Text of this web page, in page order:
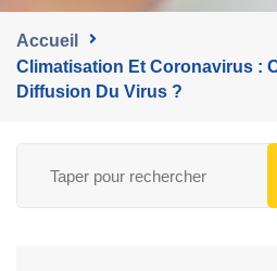
Accueil
Climatisation Et Coronavirus :
Diffusion Du Virus ?